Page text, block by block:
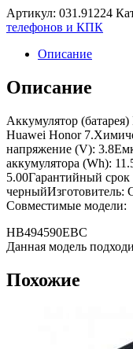
Артикул: 031.91224
телефонов и КПК
Описание
Описание
Аккумулятор
Huawei Honor
напряжение (V):
аккумулятора (Wh):
5.00Гарантийный срок
черныйИзготовитель:
Совместимые модели:
HB494590EBC
Данная модель
Похожие